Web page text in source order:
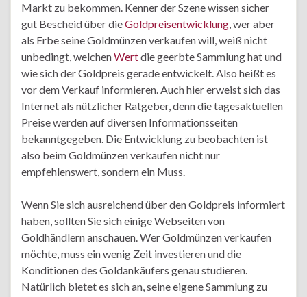
Markt zu bekommen. Kenner der Szene wissen sicher
gut Bescheid über dieGoldpreisentwicklung, wer aber
als Erbe seine Goldmünzen verkaufen will, weiß nicht
unbedingt, welchenWertdie geerbte Sammlung hat und
wie sich der Goldpreis gerade entwickelt. Also heißt es
vor dem Verkauf informieren. Auch hier erweist sich das
Internet als nützlicher Ratgeber, denn die tagesaktuellen
Preise werden auf diversen Informationsseiten
bekanntgegeben. Die Entwicklung zu beobachten ist
also beim Goldmünzen verkaufen nicht nur
empfehlenswert, sondern ein Muss.
Wenn Sie sich ausreichend über den Goldpreis informiert
haben, sollten Sie sich einige Webseiten von
Goldhändlern anschauen. Wer Goldmünzen verkaufen
möchte, muss ein wenig Zeit investieren und die
Konditionen des Goldankäufers genau studieren.
Natürlich bietet es sich an, seine eigene Sammlung zu